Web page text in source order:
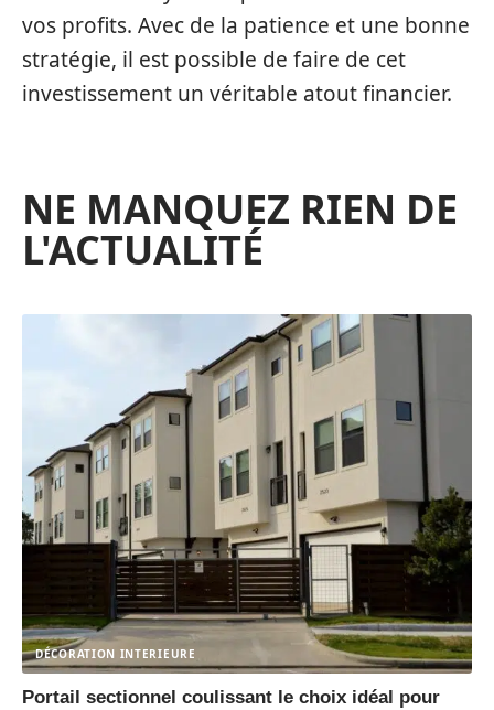
vos profits. Avec de la patience et une bonne
stratégie, il est possible de faire de cet
investissement un véritable atout financier.
NE MANQUEZ RIEN DE
L'ACTUALITÉ
DÉCORATION INTERIEURE
Portail sectionnel coulissant le choix idéal pour